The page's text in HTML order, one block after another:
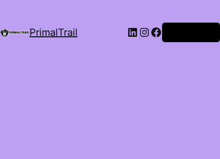
PrimalTrail LinkedIn
Instagram
Facebook